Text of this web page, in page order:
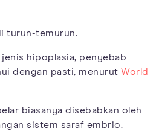
turun-temurun.
hipoplasia, penyebab
dengan pasti, menurut World
biasanya disebabkan oleh
sistem saraf embrio.